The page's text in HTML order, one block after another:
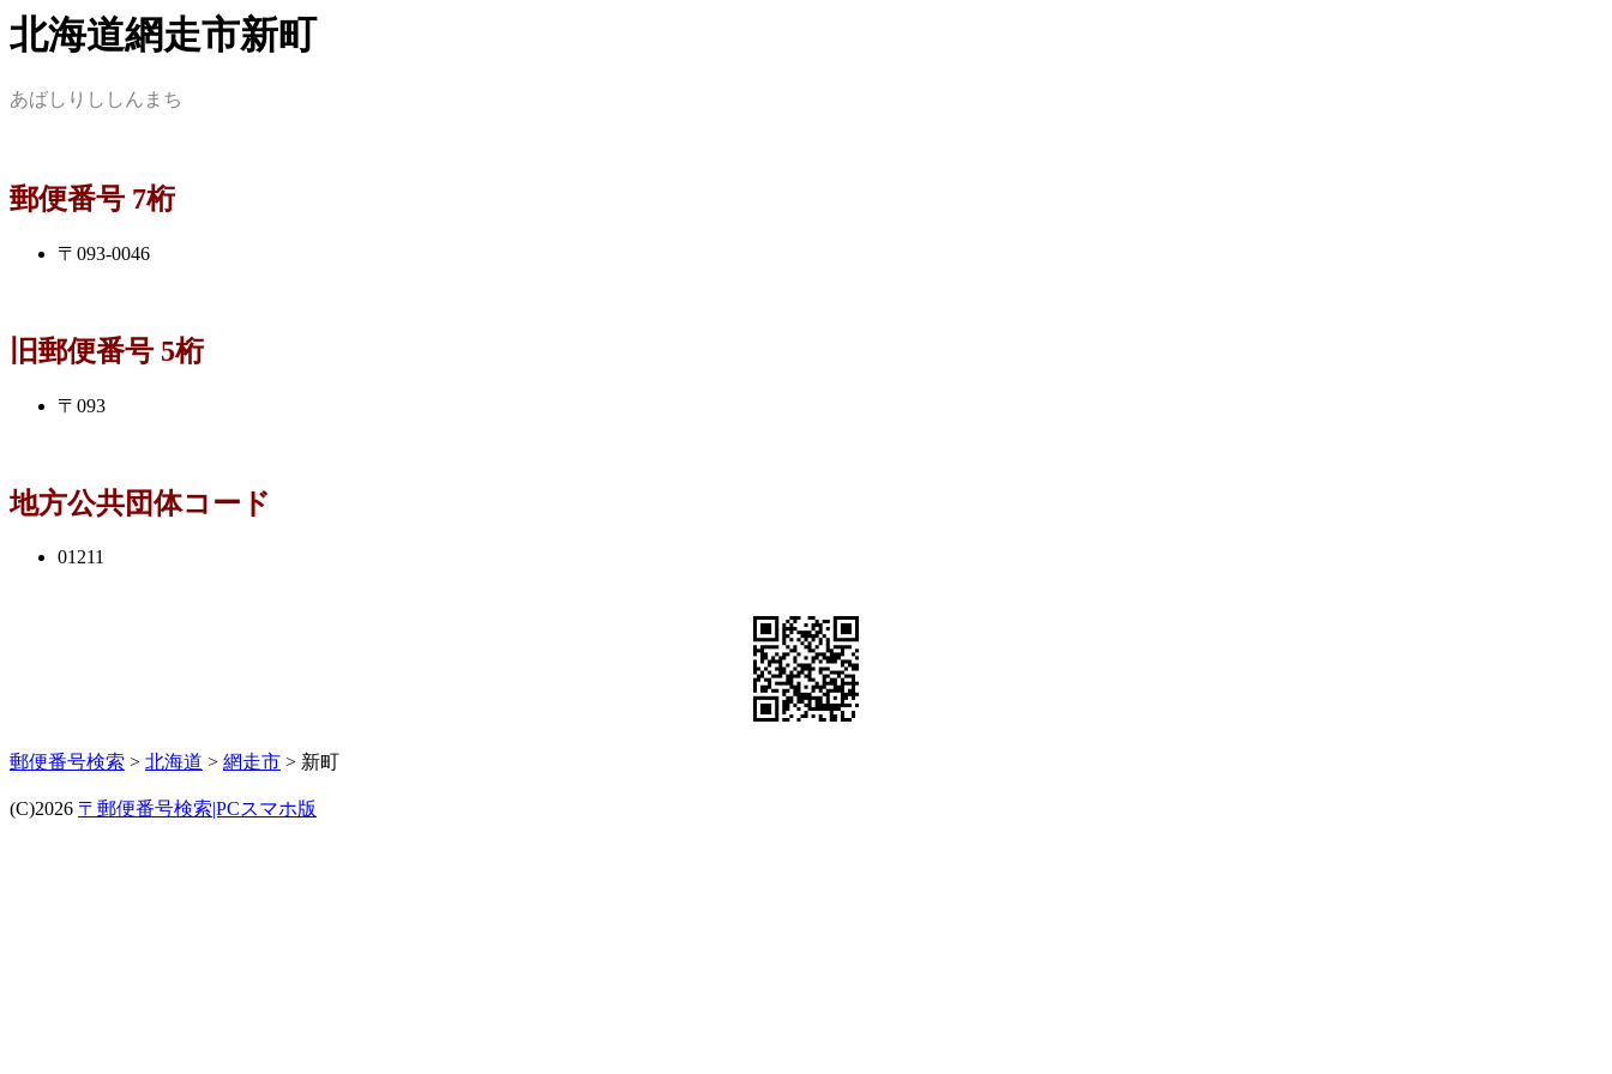
北海道網走市新町
あばしりししんまち
郵便番号 7桁
〒093-0046
旧郵便番号 5桁
〒093
地方公共団体コード
01211
郵便番号検索 > 北海道 > 網走市 > 新町
(C)2026 〒郵便番号検索|PCスマホ版